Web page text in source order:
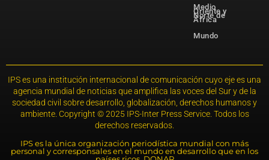
Medio
Oriente y
Norte de
África
Mundo
IPS es una institución internacional de comunicación cuyo eje es una
agencia mundial de noticias que amplifica las voces del Sur y de la
sociedad civil sobre desarrollo, globalización, derechos humanos y
ambiente. Copyright © 2025 IPS-Inter Press Service. Todos los
derechos reservados.
IPS es la única organización periodística mundial con más
personal y corresponsales en el mundo en desarrollo que en los